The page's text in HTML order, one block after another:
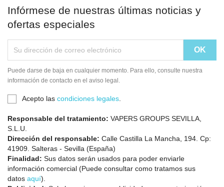
Infórmese de nuestras últimas noticias y
ofertas especiales
Puede darse de baja en cualquier momento. Para ello, consulte nuestra
información de contacto en el aviso legal.
Acepto las condiciones legales
Responsable del tratamiento: VAPERS GROUPS SEVILLA,
S.L.U.
Dirección del responsable: Calle Castilla La Mancha, 194. Cp:
41909. Salteras - Sevilla (España)
Finalidad: Sus datos serán usados para poder enviarle
información comercial (Puede consultar como tratamos sus
datos aquí).